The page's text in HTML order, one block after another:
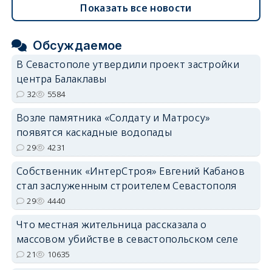
Показать все новости
Обсуждаемое
В Севастополе утвердили проект застройки
центра Балаклавы
32 5584
Возле памятника «Солдату и Матросу»
появятся каскадные водопады
29 4231
Собственник «ИнтерСтроя» Евгений Кабанов
стал заслуженным строителем Севастополя
29 4440
Что местная жительница рассказала о
массовом убийстве в севастопольском селе
21 10635